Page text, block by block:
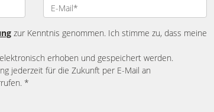
zur Kenntnis genommen. Ich stimme zu, dass meine
erhoben und gespeichert werden.
jederzeit für die Zukunft per E-Mail an
*